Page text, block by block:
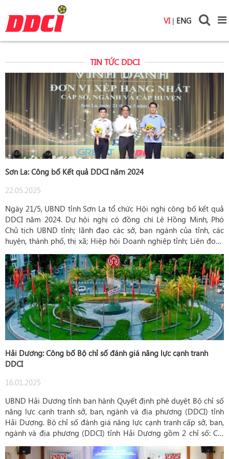
VI | ENG
TIN TỨC DDCI
Sơn La: Công bố Kết quả DDCI năm 2024
22.05.2025
Ngày 21/5, UBND tỉnh Sơn La tổ chức Hội nghị công bố kết quả
DDCI năm 2024. Dự hội nghị có đồng chí Lê Hồng Minh, Phó
Chủ tịch UBND tỉnh; lãnh đạo các sở, ban ngành của tỉnh, các
huyện, thành phố, thị xã; Hiệp hội Doanh nghiệp tỉnh; Liên đoàn
Thương mại và Công nghiệp Việt Nam (VCCI); Economica Việt
Nam; Viện Phát triển kinh tế - xã hội tỉnh Bắc Ninh; đại diện
Quản lý dự án GREAT Trung ương và địa phương, đại diện
doanh nghiệp trên địa bàn tỉnh.
Hải Dương: Công bố Bộ chỉ số đánh giá năng lực cạnh tranh
DDCI
16.01.2025
UBND Hải Dương tỉnh ban hành Quyết định phê duyệt Bộ chỉ số
năng lực cạnh tranh sở, ban, ngành và địa phương (DDCI) tỉnh
Hải Dương. Bộ chỉ số đánh giá năng lực cạnh tranh cấp sở, ban,
ngành và địa phương (DDCI) tỉnh Hải Dương gồm 2 chỉ số: Chỉ
số đánh giá đánh giá năng lực cạnh tranh cấp sở, ban, ngành và
chỉ số đánh giá năng lực cạnh tranh cấp huyện, thành phố, thị xã.